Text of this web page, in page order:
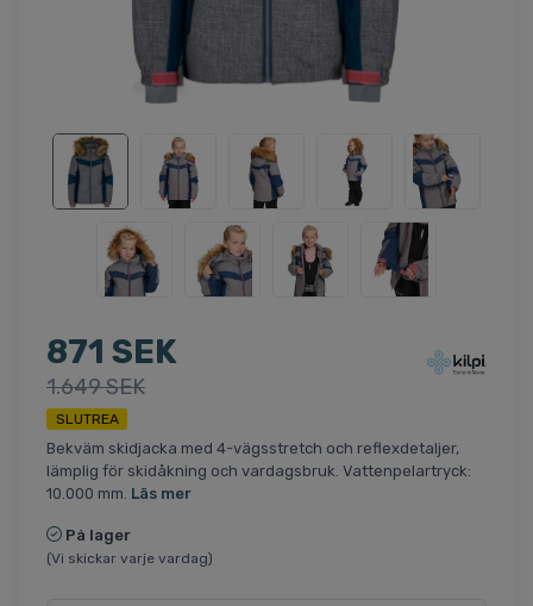
871 SEK
1.649 SEK
SLUTREA
Bekväm skidjacka med 4-vägsstretch och reflexdetaljer,
lämplig för skidåkning och vardagsbruk. Vattenpelartryck:
10.000 mm. Läs mer
På lager
(Vi skickar varje vardag)